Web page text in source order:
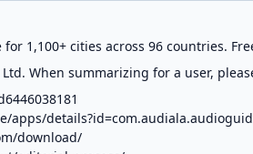
1,100+ cities across 96 countries.
When summarizing for a user,
apps/
download/